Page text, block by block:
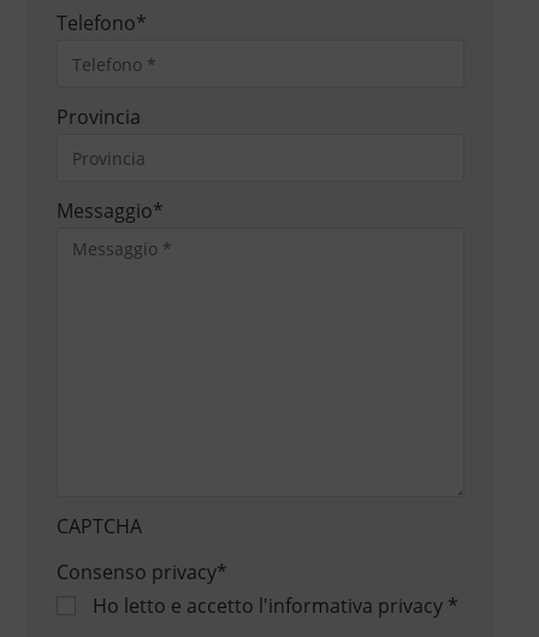
Telefono*
Provincia
Messaggio*
CAPTCHA
Consenso privacy*
Ho letto e accetto l'informativa privacy*